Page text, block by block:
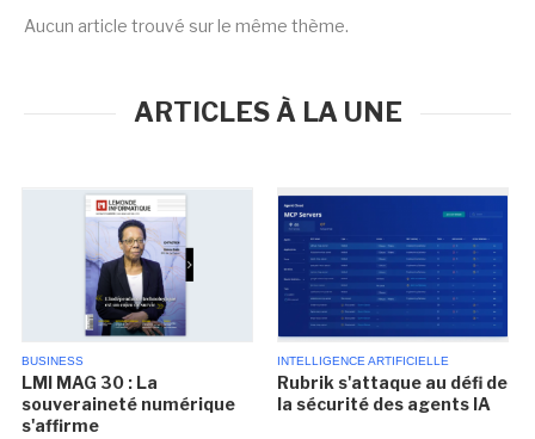
Aucun article trouvé sur le même thème.
ARTICLES À LA UNE
BUSINESS
LMI MAG 30 : La
souveraineté numérique
s'affirme
INTELLIGENCE ARTIFICIELLE
Rubrik s'attaque au défi de
la sécurité des agents IA